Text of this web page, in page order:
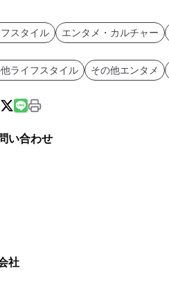
スタイル エンタメ・カルチャー
ライフスタイル その他エンタメ
い合わせ
社